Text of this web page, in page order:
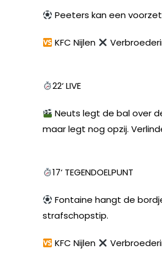
Peeters kan een
KFC Nijlen
22‘ LIVE
Neuts legt de bal over
maar legt nog opzij.
17‘ TEGENDOELPUNT
Fontaine hangt de
strafschopstip.
KFC Nijlen